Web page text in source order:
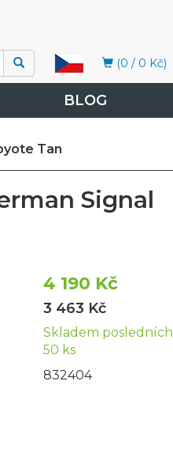
(0 / 0 Kč)
BLOG
Tan
Signal
4 190 Kč
3 463 Kč
Skladem posledních
50 ks
832404